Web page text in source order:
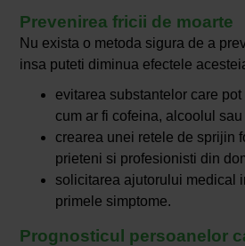
Prevenirea fricii de moarte
Nu exista o metoda sigura de a
insa puteti diminua efectele
evitarea substantelor care
cum ar fi cofeina, alcoolul
crearea unei retele de sprijin
prieteni si profesionisti din
solicitarea ajutorului medical
primele simptome.
Prognosticul persoanelor